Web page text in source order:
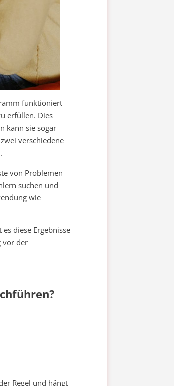
funktioniert
erfüllen. Dies
kann sie sogar
verschiedene
von Problemen
suchen und
wie
diese Ergebnisse
vor der
Regel und hängt